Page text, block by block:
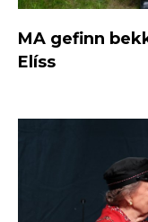
MA gefinn
Elíss